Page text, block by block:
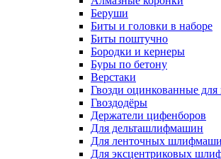
Беруши
Биты и головки в наборе
Биты поштучно
Бородки и кернеры
Буры по бетону
Верстаки
Гвозди оцинкованные для
Гвоздодёры
Держатели цифенборов
Для дельташлифмашин
Для ленточных
Для эксцентриковых